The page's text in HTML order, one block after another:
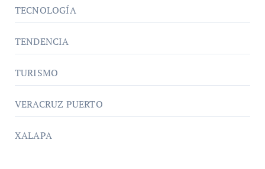
TECNOLOGÍA
TENDENCIA
TURISMO
VERACRUZ PUERTO
XALAPA